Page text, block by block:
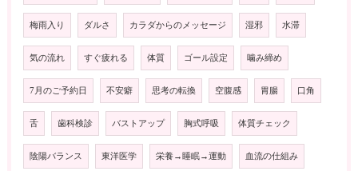
梅雨入り ダルさ カラダからのメッセージ 湿邪 水滞
気の流れ すぐ疲れる 体質 ゴール設定 噛み締め
7月のご予約日 不安癖 思考の転換 空腹感 胃腸 口角
舌 歯科検診 バストアップ 胸式呼吸 体質チェック
陰陽バランス 東洋医学 栄養→睡眠→運動 血流の仕組み